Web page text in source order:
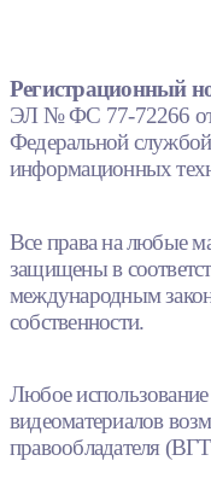
Регистрационный
ЭЛ № ФС 77-72266 от
Федеральной
информационных
Все права на любые
защищены в
международным
собственности.
Любое
видеоматериалов
правообладателя